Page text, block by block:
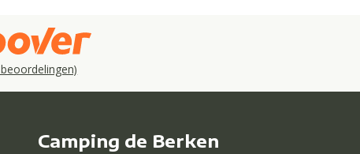
beoordelingen)
Camping de Berken